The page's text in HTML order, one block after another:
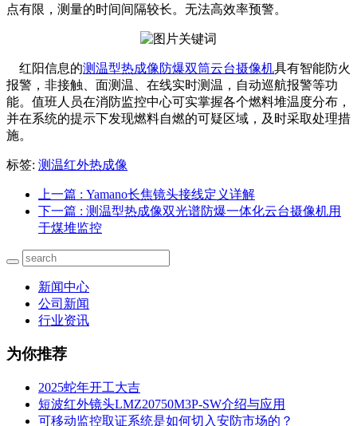
点有限，测量的时间间隔较长。无法高效率预警。
红阳信息的测温型热成像防爆双筒云台摄像机具有智能防火
报警，非接触、面测温、在线实时测温，自动巡航报警等功
能。值班人员在消防监控中心可实掌握各个燃料堆温度分布，
并在系统的提示下发现燃料自燃的可疑区域，及时采取处理措
施。
标签: 测温红外热成像
上一篇 : Yamano长焦镜头接线定义详解
下一篇 : 测温型热成像双光谱防爆一体化云台摄像机用
于煤堆监控
新闻中心
公司新闻
行业资讯
为你推荐
2025蛇年开工大吉
短波红外镜头LMZ20750M3P-SW介绍与应用
可移动监控取证系统是如何切入安防市场的？